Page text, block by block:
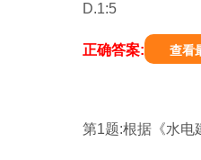
D.1:5
正确答案: 查看
第1题:根据《水电